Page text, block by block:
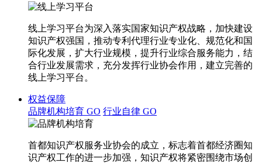
线上学习平台为深入落实国家知识产权战略，加快建设
知识产权强国，推动专利代理行业专业化、规范化和国
际化发展，扩大行业规模，提升行业综合服务能力，结
合行业发展需求，充分发挥行业协会作用，建立完善的
线上学习平台。
权益保障
品牌机构培育 GO 行业自律 GO
首都知识产权服务业协会的成立，标志着首都经济圈知
识产权工作的进一步加强，知识产权将紧密围绕市场创